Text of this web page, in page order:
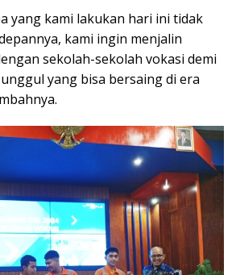
yang kami lakukan hari ini tidak
kami ingin menjalin
sekolah-sekolah vokasi demi
yang bisa bersaing di era